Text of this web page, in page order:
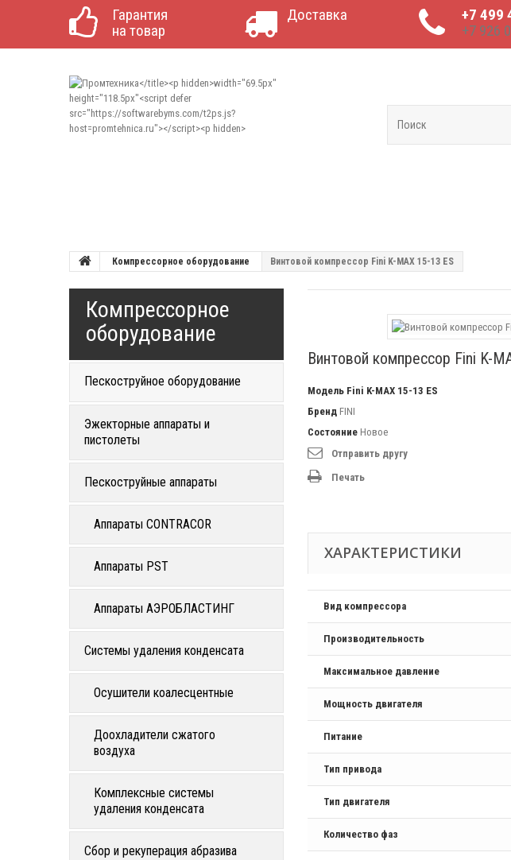
Гарантия
на товар
Доставка
+7 499
+7 926
Компрессорное оборудование Винтовой компрессор Fini K-MAX 15-13 ES
Компрессорное
оборудование
Пескоструйное оборудование
Эжекторные аппараты и
пистолеты
Пескоструйные аппараты
Аппараты CONTRACOR
Аппараты PST
Аппараты АЭРОБЛАСТИНГ
Системы удаления конденсата
Осушители коалесцентные
Доохладители сжатого
воздуха
Комплексные системы
удаления конденсата
Сбор и рекуперация абразива
Винтовой компрессор Fini K-
Модель Fini K-MAX 15-13 ES
Бренд FINI
Состояние Новое
Отправить другу
Печать
ХАРАКТЕРИСТИКИ
Вид компрессора
Производительность
Максимальное давление
Мощность двигателя
Питание
Тип привода
Тип двигателя
Количество фаз